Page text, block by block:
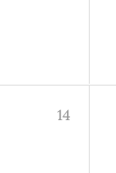
14